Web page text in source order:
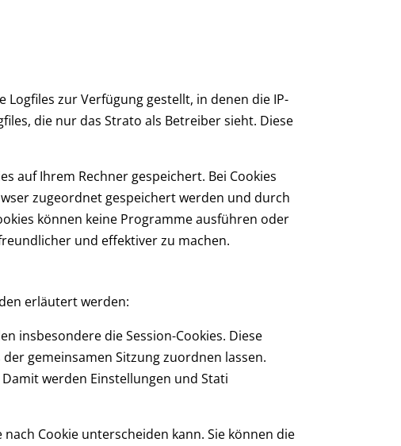
zur Verfügung gestellt, in denen die IP-
die nur das Strato als Betreiber sieht. Diese
auf Ihrem Rechner gespeichert. Bei Cookies
zugeordnet gespeichert werden und durch
können keine Programme ausführen oder
und effektiver zu machen.
erläutert werden:
insbesondere die Session-Cookies. Diese
gemeinsamen Sitzung zuordnen lassen.
werden Einstellungen und Stati
Cookie unterscheiden kann. Sie können die